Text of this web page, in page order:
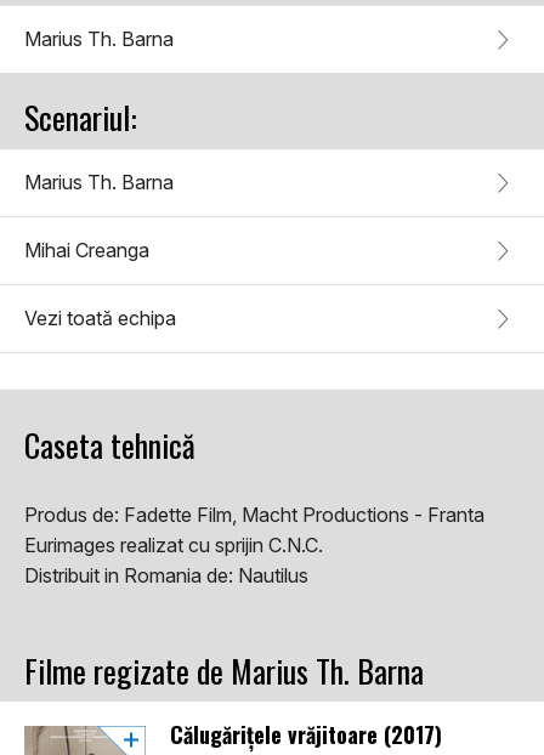
Marius Th. Barna
Scenariul:
Marius Th. Barna
Mihai Creanga
Vezi toată echipa
Caseta tehnică
Produs de: Fadette Film, Macht Productions - Franta
Eurimages realizat cu sprijin C.N.C.
Distribuit in Romania de: Nautilus
Filme regizate de Marius Th. Barna
Călugărițele vrăjitoare (2017)